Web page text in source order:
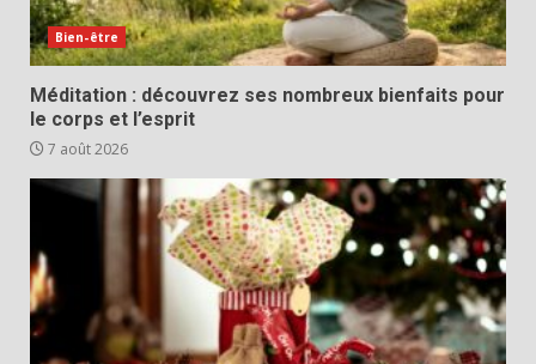
Bien-être
Méditation : découvrez ses nombreux bienfaits pour
le corps et l’esprit
7 août 2026